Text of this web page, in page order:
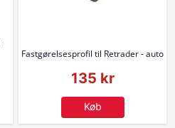
Fastgørelsesprofil til Retrader - auto
135 kr
Køb